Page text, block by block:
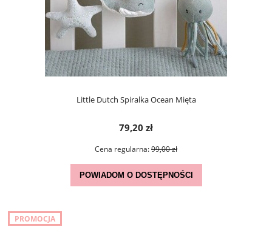
Little Dutch Spiralka Ocean Mięta
79,20 zł
Cena regularna:99,00 zł
POWIADOM O DOSTĘPNOŚCI
PROMOCJA